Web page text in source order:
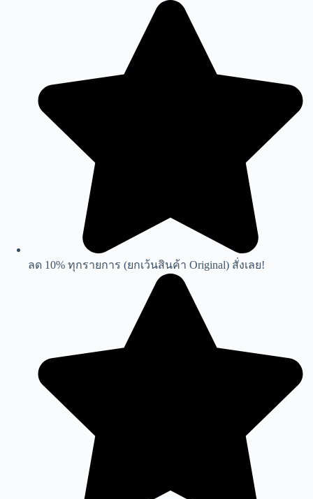
ลด 10% ทุกรายการ (ยกเว้นสินค้า Original) สั่งเลย!